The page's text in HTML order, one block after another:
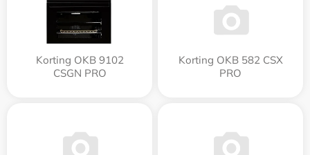
Korting OKB 9102
CSGN PRO
Korting OKB 582 CSX
PRO